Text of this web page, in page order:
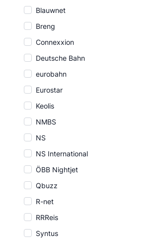
Blauwnet
Breng
Connexxion
Deutsche Bahn
eurobahn
Eurostar
Keolis
NMBS
NS
NS International
ÖBB Nightjet
Qbuzz
R-net
RRReis
Syntus